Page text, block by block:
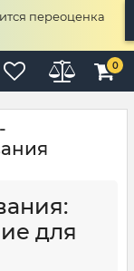
переоценка
0
для